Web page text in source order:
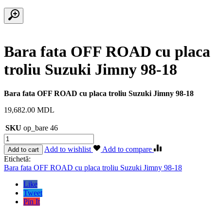
Bara fata OFF ROAD cu placa
troliu Suzuki Jimny 98-18
Bara fata OFF ROAD cu placa troliu Suzuki Jimny 98-18
19,682.00 MDL
SKU op_bare 46
Cantitate
Bara
fata
OFF
ROAD
Suzuki
Add to cart Add to wishlist
Add to compare
Etichetă:
Bara fata OFF ROAD cu placa troliu Suzuki Jimny 98-18
Like
Tweet
Pin It